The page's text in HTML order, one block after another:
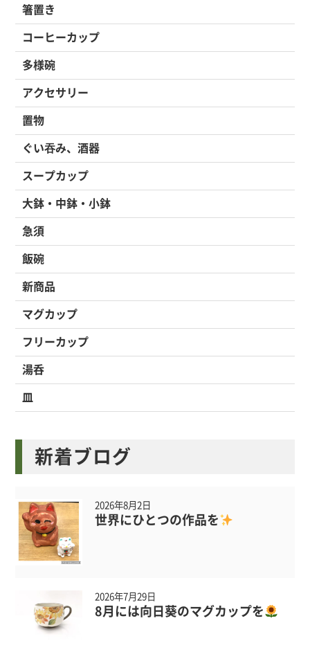
箸置き
コーヒーカップ
多様碗
アクセサリー
置物
ぐい吞み、酒器
スープカップ
大鉢・中鉢・小鉢
急須
飯碗
新商品
マグカップ
フリーカップ
湯呑
皿
新着ブログ
2026年8月2日
世界にひとつの作品を
2026年7月29日
8月には向日葵のマグカップを